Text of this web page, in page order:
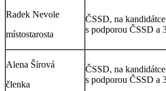
Radek Nevole
místostarosta
ČSSD, na
s podporou ČSSD a
Alena Šírová
členka
ČSSD, na
s podporou ČSSD a